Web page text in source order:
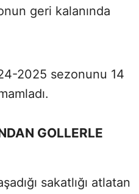
geri kalanında
2025 sezonunu 14
GOLLERLE
sakatlığı atlatan